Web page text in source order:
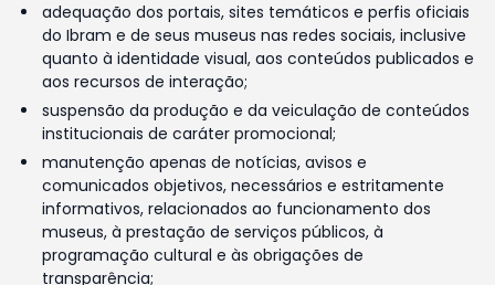
adequação dos portais, sites temáticos e perfis oficiais
do Ibram e de seus museus nas redes sociais, inclusive
quanto à identidade visual, aos conteúdos publicados e
aos recursos de interação;
suspensão da produção e da veiculação de conteúdos
institucionais de caráter promocional;
manutenção apenas de notícias, avisos e
comunicados objetivos, necessários e estritamente
informativos, relacionados ao funcionamento dos
museus, à prestação de serviços públicos, à
programação cultural e às obrigações de
transparência;